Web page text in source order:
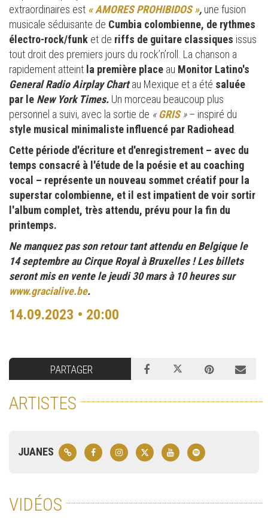
extraordinaires est « AMORES PROHIBIDOS », une fusion
musicale séduisante de Cumbia colombienne, de rythmes
électro-rock/funk et de riffs de guitare classiques issus
tout droit des premiers jours du rock’n’roll. La chanson a
rapidement atteint la première place au Monitor Latino's
General Radio Airplay Chartau Mexique et a été saluée
par le New York Times. Un morceau beaucoup plus
personnel a suivi, avec la sortie de « GRIS »– inspiré du
style musical minimaliste influencé par Radiohead.
Cette période d'écriture et d'enregistrement – avec du
temps consacré à l'étude de la poésie et au coaching
vocal – représente un nouveau sommet créatif pour la
superstar colombienne, et il est impatient de voir sortir
l'album complet, très attendu, prévu pour la fin du
printemps.
Ne manquez pas son retour tant attendu en Belgique le
14 septembre au Cirque Royal à Bruxelles ! Les billets
seront mis en vente le jeudi 30 mars à 10 heures sur
www.gracialive.be.
14.09.2023 • 20:00
PARTAGER
ARTISTES
JUANES
VIDÉOS